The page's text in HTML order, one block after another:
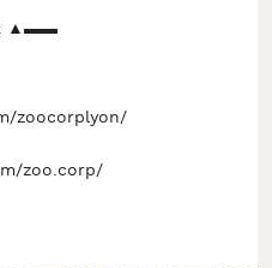
▲▬▬
zoocorplyon/
zoo.corp/